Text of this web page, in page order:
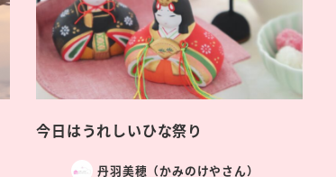
今日はうれしいひな祭り
丹羽美穂（かみのけやさん）